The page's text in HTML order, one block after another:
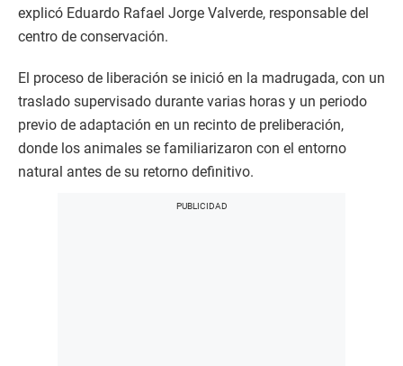
explicó Eduardo Rafael Jorge Valverde, responsable del
centro de conservación.
El proceso de liberación se inició en la madrugada, con un
traslado supervisado durante varias horas y un periodo
previo de adaptación en un recinto de preliberación,
donde los animales se familiarizaron con el entorno
natural antes de su retorno definitivo.